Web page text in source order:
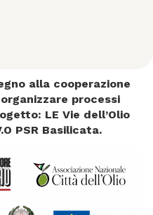
alla cooperazione
processi
LE Vie dell’Olio
PSR Basilicata.